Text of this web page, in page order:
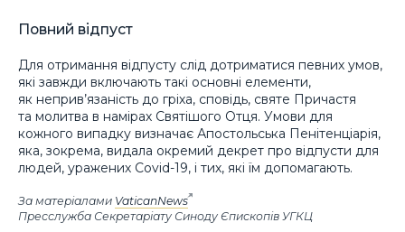
Повний відпуст
Для отримання відпусту слід дотриматися певних умов,
які завжди включають такі основні елементи,
як неприв’язаність до гріха, сповідь, святе Причастя
та молитва в намірах Святішого Отця. Умови для
кожного випадку визначає Апостольська Пенітенціарія,
яка, зокрема, видала окремий декрет про відпусти для
людей, уражених Covid-19, і тих, які їм допомагають.
За матеріалами VaticanNews
Пресслужба Секретаріату Синоду Єпископів УГКЦ